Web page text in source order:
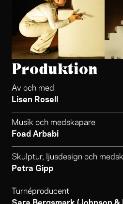
Produktion
Av och med
Lisen Rosell
Musik och medskapare
Foad Arbabi
Skulptur, ljusdesign och
Petra Gipp
Turnéproducent